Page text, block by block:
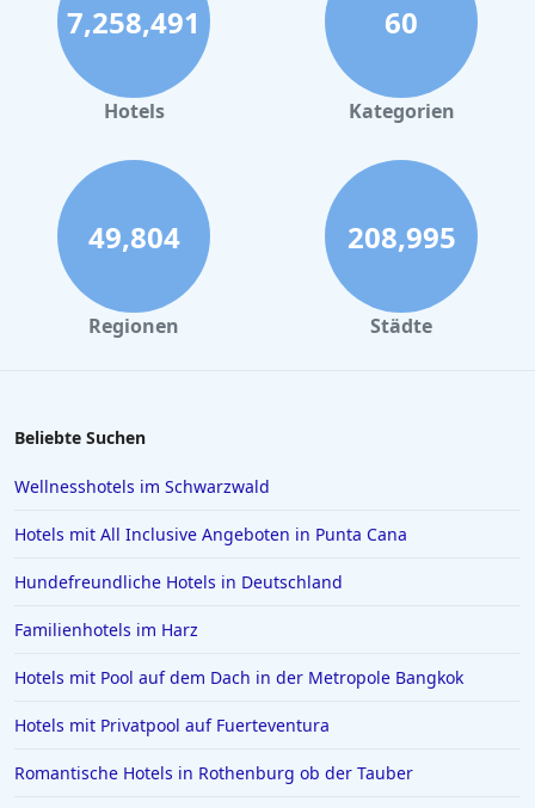
Businesshotels in Antalya
Businesshotels in Deutschland
Businesshotels in Dublin
7,258,491
Hotels
60
Kategorien
49,804
Regionen
208,995
Städte
Beliebte Suchen
Wellnesshotels im Schwarzwald
Hotels mit All Inclusive Angeboten in Punta Cana
Hundefreundliche Hotels in Deutschland
Familienhotels im Harz
Hotels mit Pool auf dem Dach in der Metropole Bangkok
Hotels mit Privatpool auf Fuerteventura
Romantische Hotels in Rothenburg ob der Tauber